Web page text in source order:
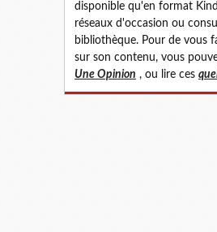
disponible qu'en format
réseaux d'occasion ou
bibliothèque. Pour de vous
sur son contenu, vous
Une Opinion , ou lire ces